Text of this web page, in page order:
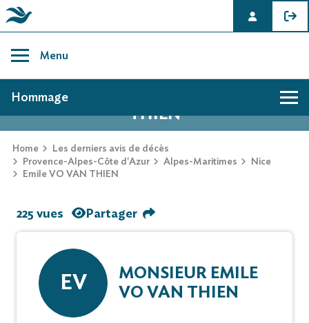
content
Menu
AVIS DE DÉCÈS DE EMILE VO VAN
THIEN
Home
Les derniers avis de décès
Provence-Alpes-Côte d'Azur
Alpes-Maritimes
Nice
Emile VO VAN THIEN
Hommage
225 vues Partager
EV
MONSIEUR EMILE
VO VAN THIEN